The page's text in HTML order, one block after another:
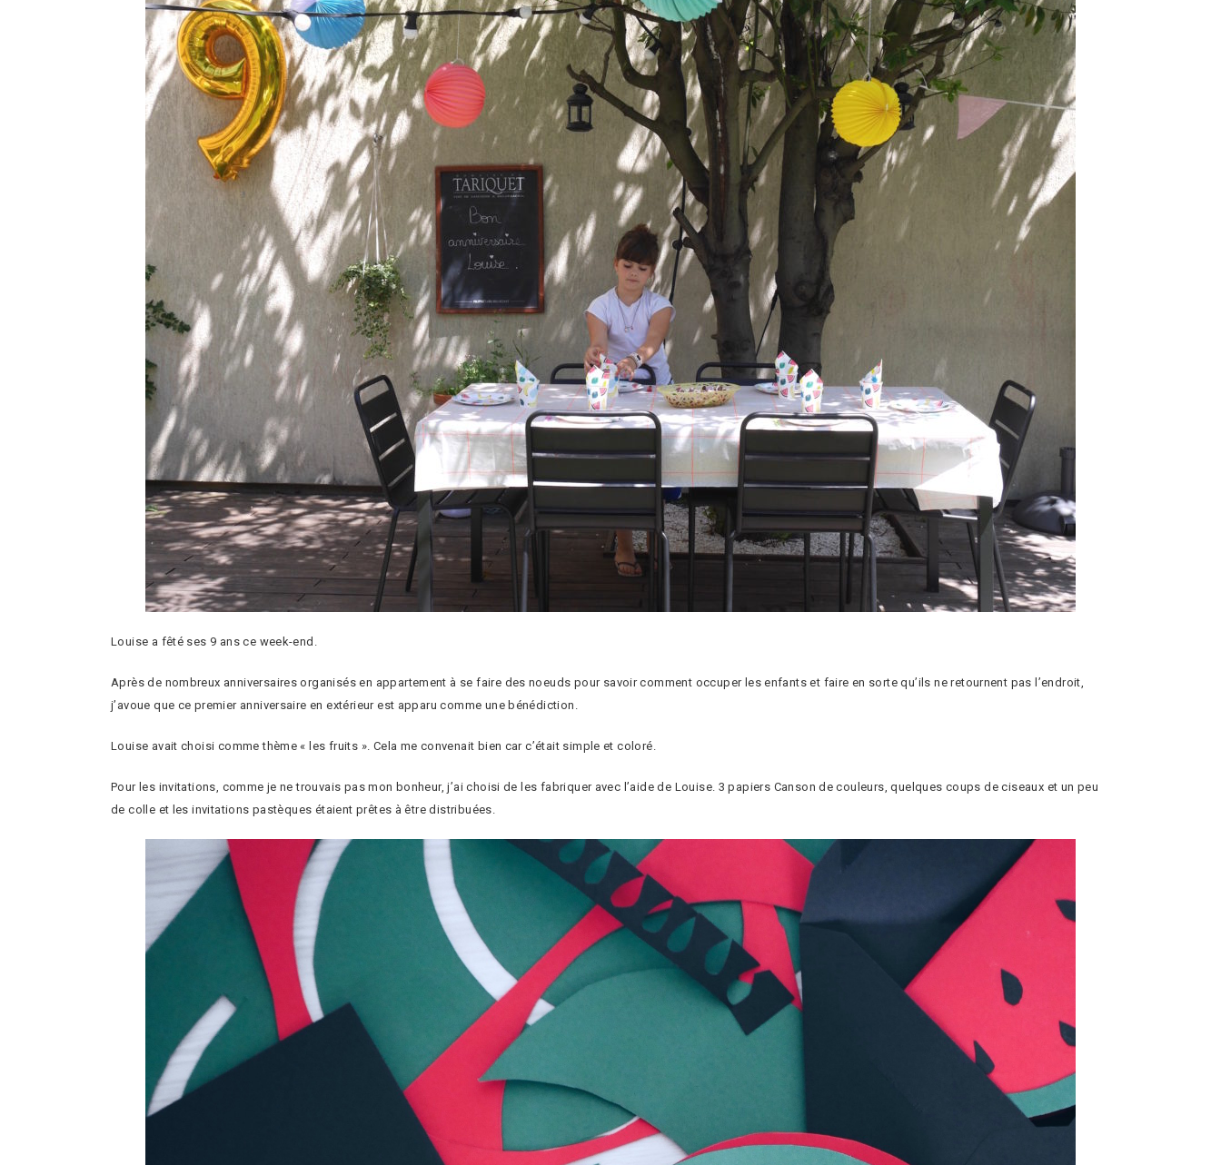
Louise a fêté ses 9 ans ce week-end.
Après de nombreux anniversaires organisés en appartement à se faire des noeuds pour savoir comment occuper les enfants et faire en sorte qu’ils ne retournent pas l’endroit,
j’avoue que ce premier anniversaire en extérieur est apparu comme une bénédiction.
Louise avait choisi comme thème « les fruits ». Cela me convenait bien car c’était simple et coloré.
Pour les invitations, comme je ne trouvais pas mon bonheur, j’ai choisi de les fabriquer avec l’aide de Louise. 3 papiers Canson de couleurs, quelques coups de ciseaux et un peu
de colle et les invitations pastèques étaient prêtes à être distribuées.